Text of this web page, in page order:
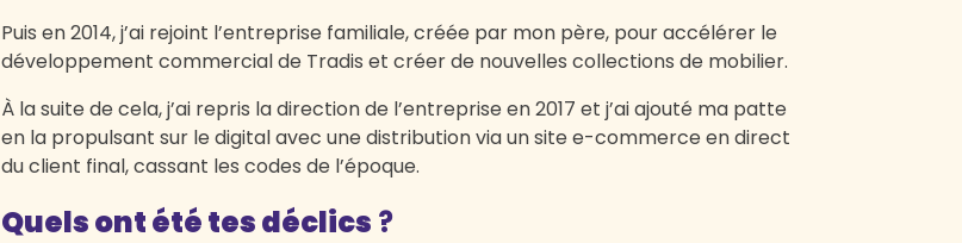
Puis en 2014, j’ai rejoint l’entreprise familiale, créée par mon père, pour accélérer le
développement commercial de Tradis et créer de nouvelles collections de mobilier.
À la suite de cela, j’ai repris la direction de l’entreprise en 2017 et j’ai ajouté ma patte
en la propulsant sur le digital avec une distribution via un site e-commerce en direct
du client final, cassant les codes de l’époque.
Quels ont été tes déclics ?